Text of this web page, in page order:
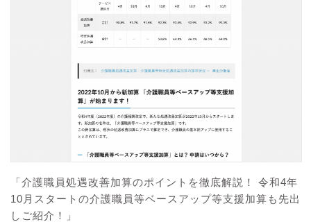
「介護職員処遇改善加算のポイントを徹底解説！ 令和4年
10月スタートの介護職員等ベースアップ等支援加算も先出
しご紹介！」